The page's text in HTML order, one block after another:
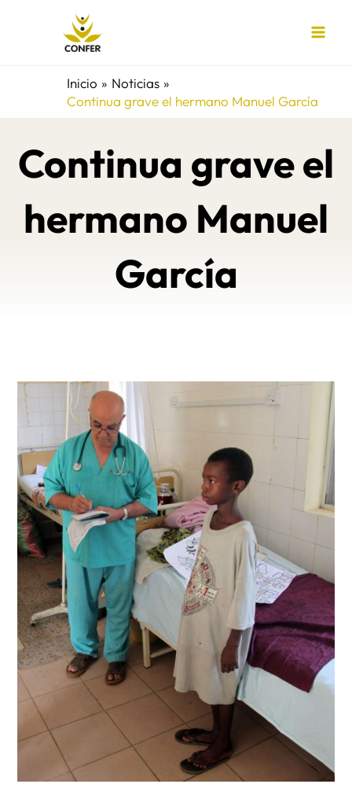
Inicio
Noticias
Continua grave el hermano Manuel García
Continua grave el
hermano Manuel
García